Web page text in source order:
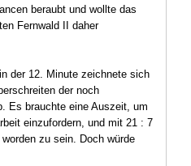
beraubt und wollte das
Fernwald II daher
der 12. Minute zeichnete sich
der noch
Es brauchte eine Auszeit, um
einzufordern, und mit 21 : 7
zu sein. Doch würde